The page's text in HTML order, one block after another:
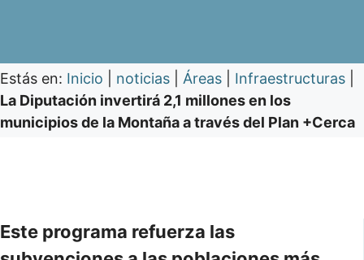
Estás en: Inicio noticias Áreas Infraestructuras
La Diputación invertirá 2,1 millones en los
municipios de la Montaña a través del Plan +Cerca
Este programa refuerza las